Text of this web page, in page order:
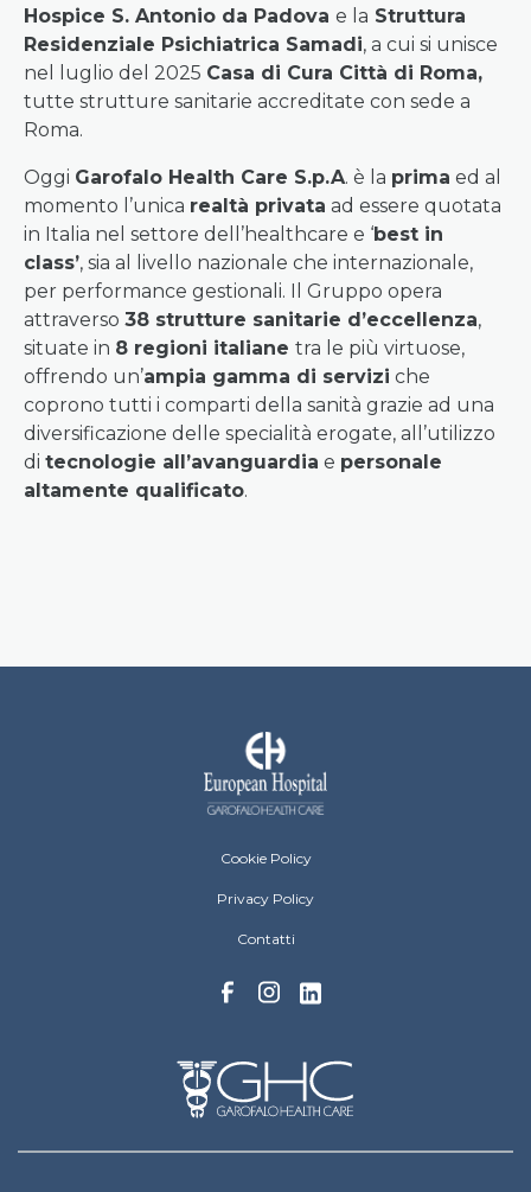
Hospice S. Antonio da Padova e la Struttura
Residenziale Psichiatrica Samadi, a cui si unisce
nel luglio del 2025 Casa di Cura Città di Roma,
tutte strutture sanitarie accreditate con sede a
Roma.
Oggi Garofalo Health Care S.p.A. è la prima ed al
momento l’unica realtà privata ad essere quotata
in Italia nel settore dell’healthcare e ‘best in
class’, sia al livello nazionale che internazionale,
per performance gestionali. Il Gruppo opera
attraverso 38 strutture sanitarie d’eccellenza,
situate in 8 regioni italiane tra le più virtuose,
offrendo un’ampia gamma di servizi che
coprono tutti i comparti della sanità grazie ad una
diversificazione delle specialità erogate, all’utilizzo
di tecnologie all’avanguardia e personale
altamente qualificato.
European Hospital Menu Footer
Cookie Policy
Privacy Policy
Contatti